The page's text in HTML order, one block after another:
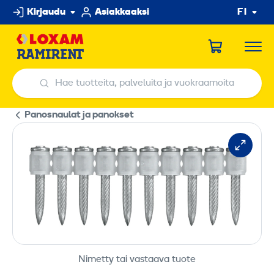
Hyppää
sisältöön
Kirjaudu Asiakkaaksi FI
Hae tuotteita, palveluita ja vuokraamoita
Hae tuotteita, palveluita ja vuokraamoita
Panosnaulat ja panokset
Nimetty tai vastaava tuote